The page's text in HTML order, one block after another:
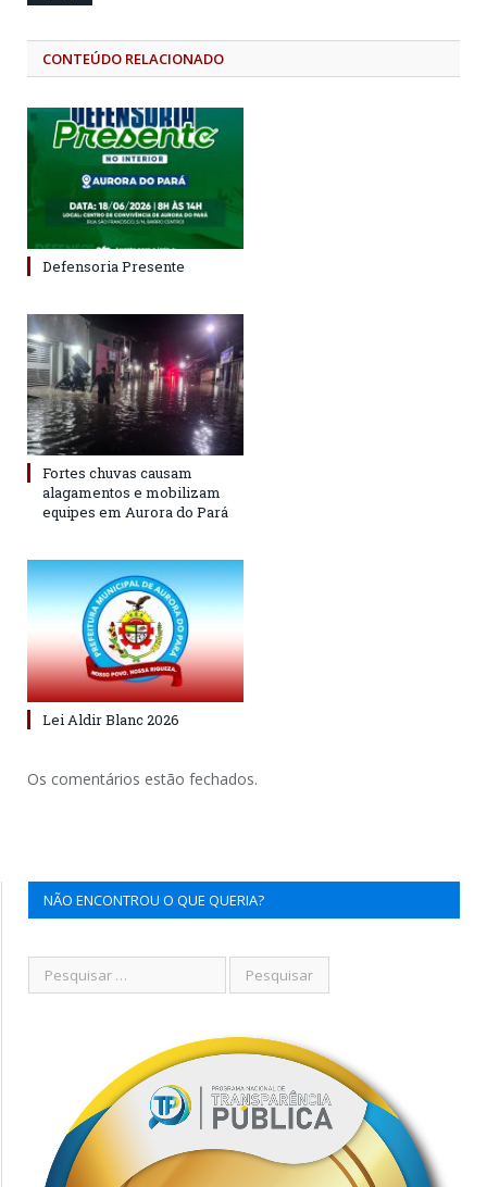
CONTEÚDO RELACIONADO
Defensoria Presente
Fortes chuvas causam
alagamentos e mobilizam
equipes em Aurora do Pará
Lei Aldir Blanc 2026
Os comentários estão fechados.
NÃO ENCONTROU O QUE QUERIA?